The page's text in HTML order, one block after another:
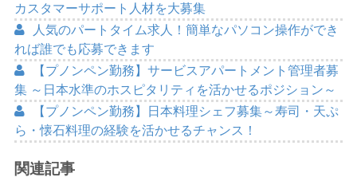
カスタマーサポート人材を大募集
人気のパートタイム求人！簡単なパソコン操作ができ
れば誰でも応募できます
【プノンペン勤務】サービスアパートメント管理者募
集 ～日本水準のホスピタリティを活かせるポジション～
【プノンペン勤務】日本料理シェフ募集～寿司・天ぷ
ら・懐石料理の経験を活かせるチャンス！
関連記事